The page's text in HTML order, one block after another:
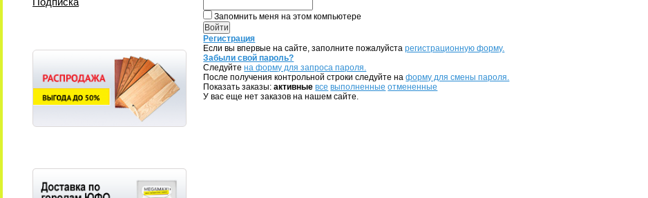
Запомнить меня на этом компьютере
Регистрация
Если вы впервые на сайте, заполните пожалуйстарегистрационную форму.
Забыли свой пароль?
Следуйтена форму для запроса пароля.
После получения контрольной строки следуйте наформу для смены пароля.
Показать заказы: активные все выполненные отмененные
У вас еще нет заказов на нашем сайте.